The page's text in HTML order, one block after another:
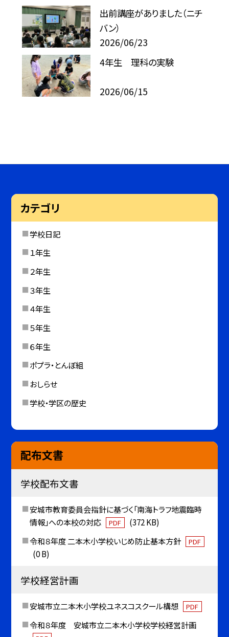
出前講座がありました（ニチ
バン）
2026/06/23
4年生 理科の実験
2026/06/15
カテゴリ
学校日記
１年生
２年生
３年生
４年生
５年生
６年生
ポプラ・とんぼ組
おしらせ
学校・学区の歴史
配布文書
学校配布文書
安城市教育委員会指針に基づく「南海トラフ地震臨時
情報」への本校の対応
PDF
(372 KB)
令和８年度 二本木小学校いじめ防止基本方針
PDF
(0 B)
学校経営計画
安城市立二本木小学校ユネスコスクール構想 PDF
令和８年度 安城市立二本木小学校学校経営計画